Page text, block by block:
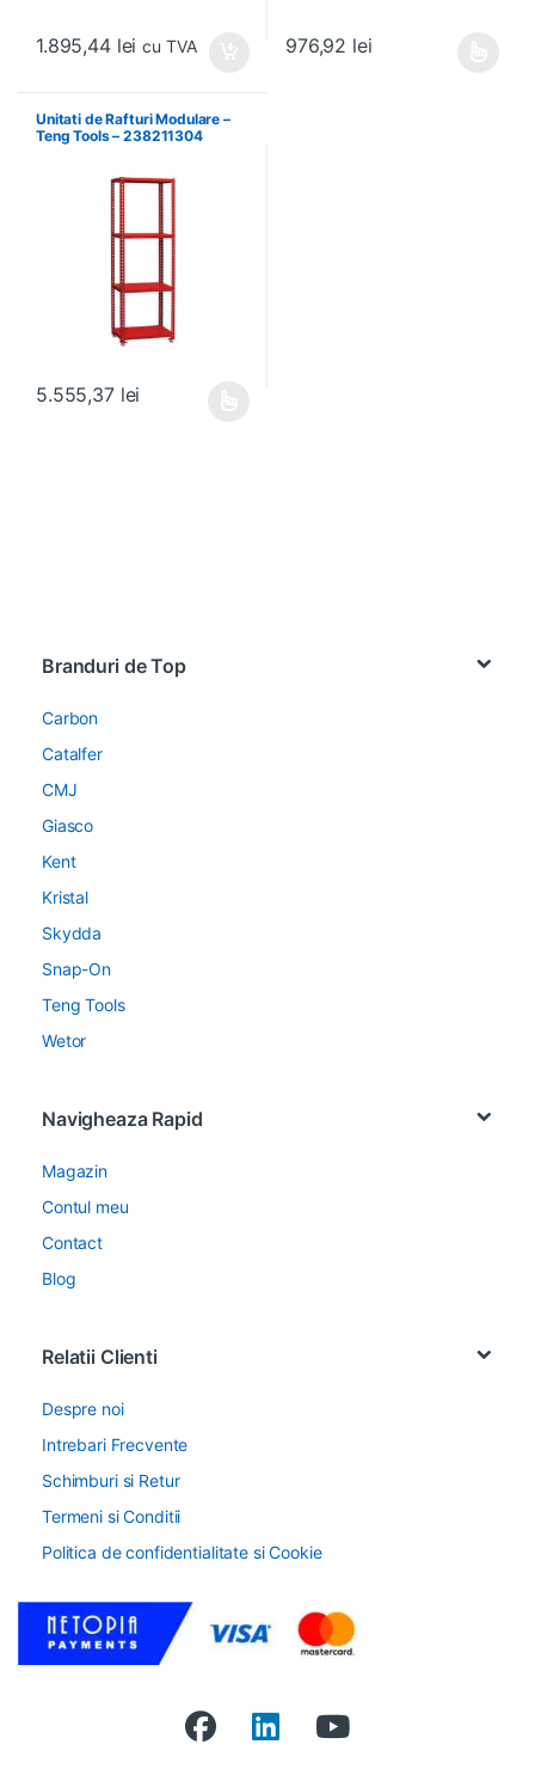
1.895,44 lei cu TVA 976,92 lei
Unitati de Rafturi Modulare –
Teng Tools – 238211304
5.555,37 lei
Branduri de Top
Carbon
Catalfer
CMJ
Giasco
Kent
Kristal
Skydda
Snap-On
Teng Tools
Wetor
Navigheaza Rapid
Magazin
Contul meu
Contact
Blog
Relatii Clienti
Despre noi
Intrebari Frecvente
Schimburi si Retur
Termeni si Conditii
Politica de confidentialitate si Cookie